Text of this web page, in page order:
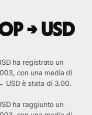
→ USD
ha registrato un
con una media di
USD è stata di 3.00.
ha raggiunto un